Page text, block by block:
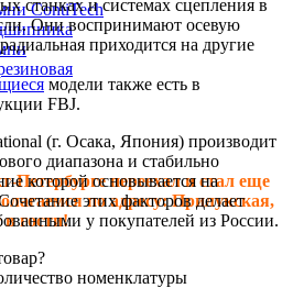
ContiTech
переехал и стал еще
по адресу: Прилукская,
гости!
станках и системах сцепления в
Они воспринимают осевую
приходится на другие
модели также есть в
FBJ.
(г. Осака, Япония) производит
диапазона и стабильно
которой основывается на
этих факторов делает
у покупателей из России.
номенклатуры